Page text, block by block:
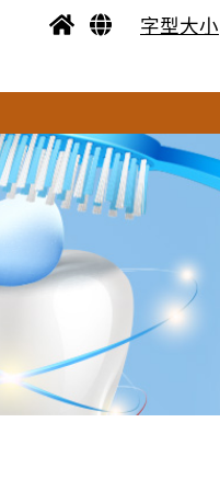
字型大小